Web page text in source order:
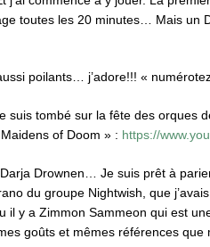
toutes les 20 minutes… Mais un
poilants… j’adore!!! «
suis tombé sur la fête des orques
of Doom » : https://
Drownen… Je suis prêt à
du groupe Nightwish, que
il y a Zimmon Sammeon qui est
goûts et mêmes références que